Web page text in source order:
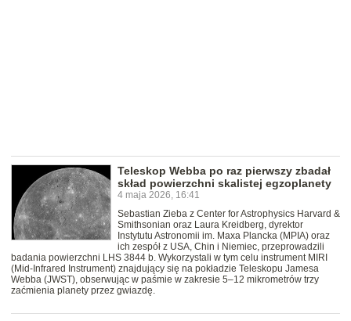
Teleskop Webba po raz pierwszy zbadał
skład powierzchni skalistej egzoplanety
4 maja 2026, 16:41
Sebastian Zieba z Center for Astrophysics Harvard &
Smithsonian oraz Laura Kreidberg, dyrektor
Instytutu Astronomii im. Maxa Plancka (MPIA) oraz
ich zespół z USA, Chin i Niemiec, przeprowadzili
badania powierzchni LHS 3844 b. Wykorzystali w tym celu instrument MIRI
(Mid-Infrared Instrument) znajdujący się na pokładzie Teleskopu Jamesa
Webba (JWST), obserwując w paśmie w zakresie 5–12 mikrometrów trzy
zaćmienia planety przez gwiazdę.